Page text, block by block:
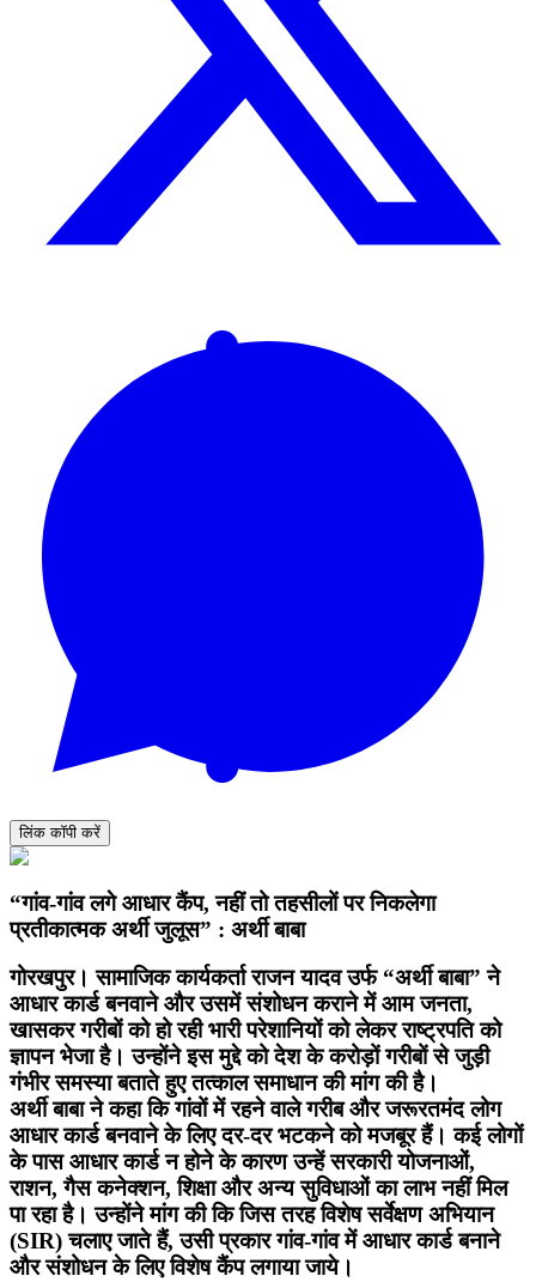
लिंक कॉपी करें
“गांव-गांव लगे आधार कैंप, नहीं तो तहसीलों पर निकलेगा
प्रतीकात्मक अर्थी जुलूस” : अर्थी बाबा
गोरखपुर। सामाजिक कार्यकर्ता राजन यादव उर्फ “अर्थी बाबा” ने
आधार कार्ड बनवाने और उसमें संशोधन कराने में आम जनता,
खासकर गरीबों को हो रही भारी परेशानियों को लेकर राष्ट्रपति को
ज्ञापन भेजा है। उन्होंने इस मुद्दे को देश के करोड़ों गरीबों से जुड़ी
गंभीर समस्या बताते हुए तत्काल समाधान की मांग की है।
अर्थी बाबा ने कहा कि गांवों में रहने वाले गरीब और जरूरतमंद लोग
आधार कार्ड बनवाने के लिए दर-दर भटकने को मजबूर हैं। कई लोगों
के पास आधार कार्ड न होने के कारण उन्हें सरकारी योजनाओं,
राशन, गैस कनेक्शन, शिक्षा और अन्य सुविधाओं का लाभ नहीं मिल
पा रहा है। उन्होंने मांग की कि जिस तरह विशेष सर्वेक्षण अभियान
(SIR) चलाए जाते हैं, उसी प्रकार गांव-गांव में आधार कार्ड बनाने
और संशोधन के लिए विशेष कैंप लगाया जाये।